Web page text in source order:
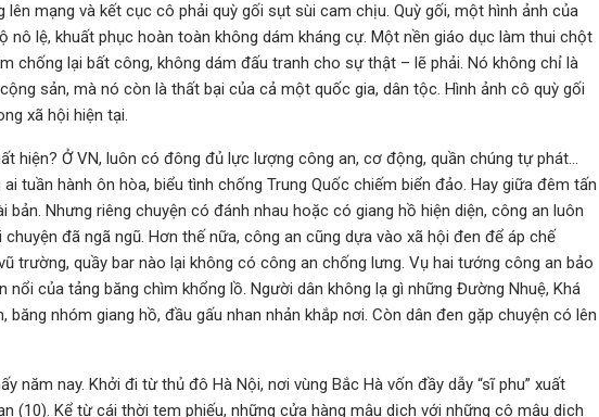
lên mạng và kết cục cô phải quỳ gối sụt sùi cam chịu. Quỳ gối, một hình ảnh của
nô lệ, khuất phục hoàn toàn không dám kháng cự. Một nền giáo dục làm thui chột
chống lại bất công, không dám đấu tranh cho sự thật – lẽ phải. Nó không chỉ là
sản, mà nó còn là thất bại của cả một quốc gia, dân tộc. Hình ảnh cô quỳ gối
xã hội hiện tại.
hiện? Ở VN, luôn có đông đủ lực lượng công an, cơ động, quần chúng tự phát…
tuần hành ôn hòa, biểu tình chống Trung Quốc chiếm biển đảo. Hay giữa đêm tấn
bản. Nhưng riêng chuyện có đánh nhau hoặc có giang hồ hiện diện, công an luôn
đã ngã ngũ. Hơn thế nữa, công an cũng dựa vào xã hội đen để áp chế
trường, quầy bar nào lại không có công an chống lưng. Vụ hai tướng công an bảo
nổi của tảng băng chìm khổng lồ. Người dân không lạ gì những Đường Nhuệ, Khá
băng nhóm giang hồ, đầu gấu nhan nhản khắp nơi. Còn dân đen gặp chuyện có lên
năm nay. Khởi đi từ thủ đô Hà Nội, nơi vùng Bắc Hà vốn đầy dẫy “sĩ phu” xuất
(10). Kể từ cái thời tem phiếu, những cửa hàng mậu dịch với những cô mậu dịch